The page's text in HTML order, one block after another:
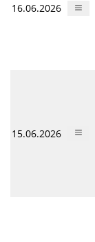
16.06.2026
15.06.2026